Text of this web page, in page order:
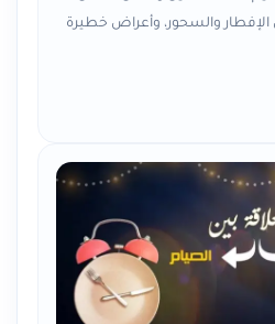
والسحور، وأعراض خطيرة